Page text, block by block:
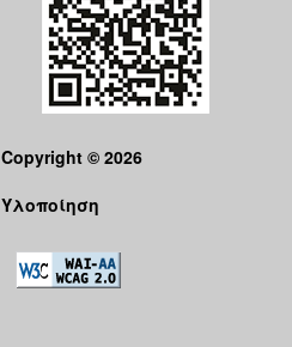
Copyright © 2026
Υλοποίηση